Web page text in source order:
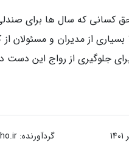
کسانی که سال ها برای
از مدیران و مسئولان
جلوگیری از رواج این دست
گردآورنده: